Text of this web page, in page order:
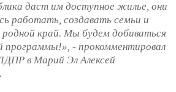
даст им доступное жилье, они
работать, создавать семьи и
край. Мы будем добиваться
программы!», - прокомментировал
в Марий Эл Алексей